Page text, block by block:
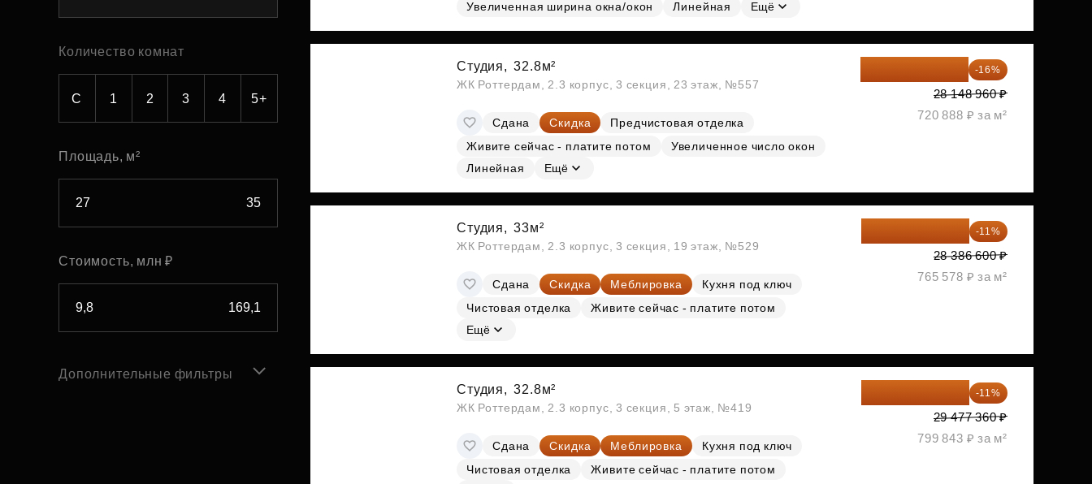
Рефинансирование
Субсидии
Количество комнат
С 1 2 3 4 5+
Площадь, м²
Стоимость, млн ₽
Дополнительные фильтры
Увеличенная ширина окна/окон
Линейная Ещё
Студия, 32.8м²
ЖК Роттердам, 2.3 корпус, 3 секция, 23 этаж, №557
Сдана Скидка
Предчистовая отделка
Живите сейчас - платите потом
Увеличенное число окон
Линейная
Ещё
-16%
28 148 960 ₽
720 888 ₽ за м²
Студия, 33м²
ЖК Роттердам, 2.3 корпус, 3 секция, 19 этаж, №529
Сдана Скидка Меблировка
Кухня под ключ
Чистовая отделка
Живите сейчас - платите потом
Ещё
-11%
28 386 600 ₽
765 578 ₽ за м²
Студия, 32.8м²
ЖК Роттердам, 2.3 корпус, 3 секция, 5 этаж, №419
Сдана Скидка Меблировка
Кухня под ключ
Чистовая отделка
Живите сейчас - платите потом
-11%
29 477 360 ₽
799 843 ₽ за м²